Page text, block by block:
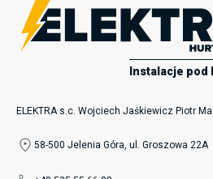
Instalacje pod
ELEKTRA s.c. Wojciech Jaśkiewicz Piotr
58-500 Jelenia Góra, ul. Groszowa 22A